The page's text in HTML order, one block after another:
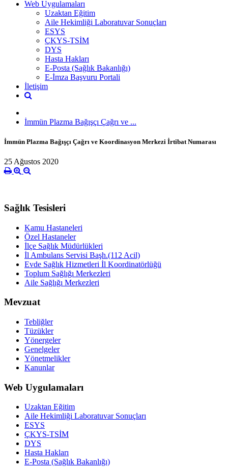
Web Uygulamaları
Uzaktan Eğitim
Aile Hekimliği Laboratuvar Sonuçları
ESYS
ÇKYS-TSİM
DYS
Hasta Hakları
E-Posta (Sağlık Bakanlığı)
E-İmza Başvuru Portali
İletişim
İmmün Plazma Bağışçı Çağrı ve ...
İmmün Plazma Bağışçı Çağrı ve Koordinasyon Merkezi İrtibat Numarası
25 Ağustos 2020
Sağlık Tesisleri
Kamu Hastaneleri
Özel Hastaneler
İlçe Sağlık Müdürlükleri
İl Ambulans Servisi Başh.(112 Acil)
Evde Sağlık Hizmetleri İl Koordinatörlüğü
Toplum Sağlığı Merkezleri
Aile Sağlığı Merkezleri
Mevzuat
Tebliğler
Tüzükler
Yönergeler
Genelgeler
Yönetmelikler
Kanunlar
Web Uygulamaları
Uzaktan Eğitim
Aile Hekimliği Laboratuvar Sonuçları
ESYS
ÇKYS-TSİM
DYS
Hasta Hakları
E-Posta (Sağlık Bakanlığı)